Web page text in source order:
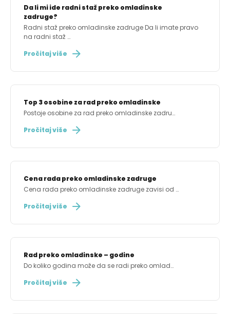
Da li mi ide radni staž preko omladinske
zadruge?
Radni staž preko omladinske zadruge Da li imate pravo
na radni staž …
Pročitaj više
Top 3 osobine za rad preko omladinske
Postoje osobine za rad preko omladinske zadru…
Pročitaj više
Cena rada preko omladinske zadruge
Cena rada preko omladinske zadruge zavisi od …
Pročitaj više
Rad preko omladinske – godine
Do koliko godina može da se radi preko omlad…
Pročitaj više